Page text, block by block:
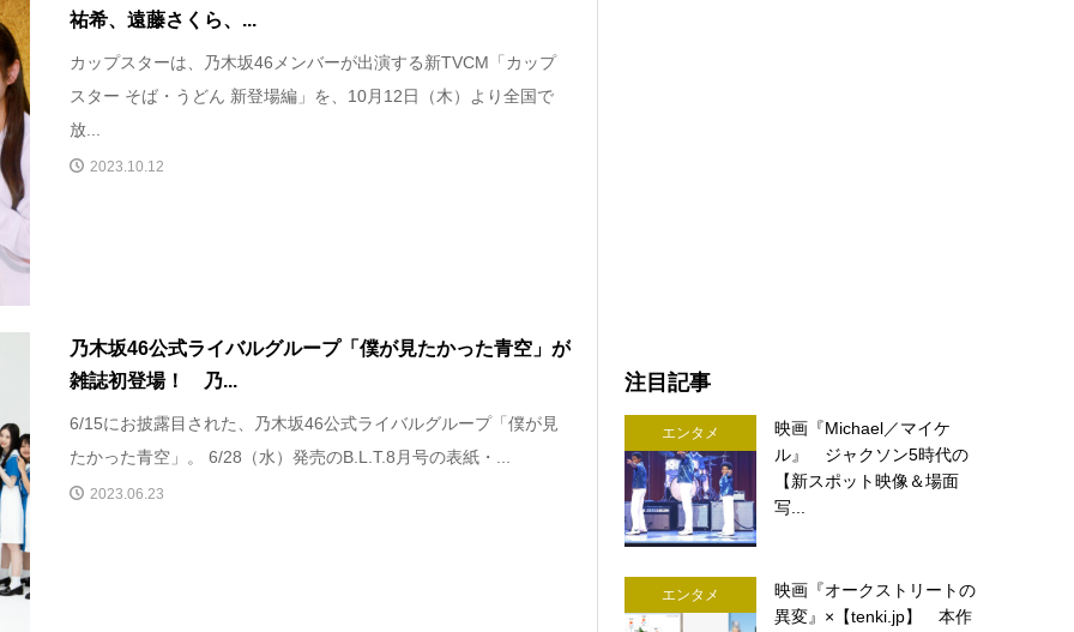
祐希、遠藤さくら、...
カップスターは、乃木坂46メンバーが出演する新TVCM「カップ
スター そば・うどん 新登場編」を、10月12日（木）より全国で
放...
2023.10.12
乃木坂46公式ライバルグループ「僕が見たかった青空」が
雑誌初登場！ 乃...
6/15にお披露目された、乃木坂46公式ライバルグループ「僕が見
たかった青空」。 6/28（水）発売のB.L.T.8月号の表紙・...
2023.06.23
注目記事
エンタメ
映画『Michael／マイケ
ル』 ジャクソン5時代の
【新スポット映像＆場面
写...
エンタメ
映画『オークストリートの
異変』×【tenki.jp】 本作